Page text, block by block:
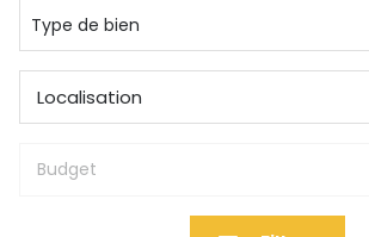
Type de bien
Localisation
Budget